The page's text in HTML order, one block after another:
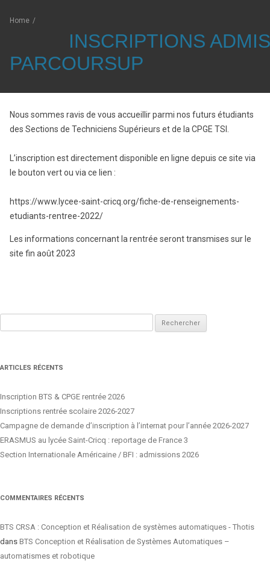
Home /
INSCRIPTIONS ADMIS
PARCOURSUP
Nous sommes ravis de vous accueillir parmi nos futurs étudiants
des Sections de Techniciens Supérieurs et de la CPGE TSI.
L’inscription est directement disponible en ligne depuis ce site via
le bouton vert ou via ce lien :
https://www.lycee-saint-cricq.org/fiche-de-renseignements-
etudiants-rentree-2022/
Les informations concernant la rentrée seront transmises sur le
site fin août 2023
ARTICLES RÉCENTS
Inscription BTS & CPGE rentrée 2026
Inscriptions rentrée scolaire 2026-2027
Campagne de demande d’inscription à l’internat pour l’année 2026-2027
ERASMUS au lycée Saint-Cricq : reportage de France 3
Section Internationale Américaine / BFI : admissions 2026
COMMENTAIRES RÉCENTS
BTS CRSA : Conception et Réalisation de systèmes automatiques - Thotis
dans BTS Conception et Réalisation de Systèmes Automatiques –
automatismes et robotique